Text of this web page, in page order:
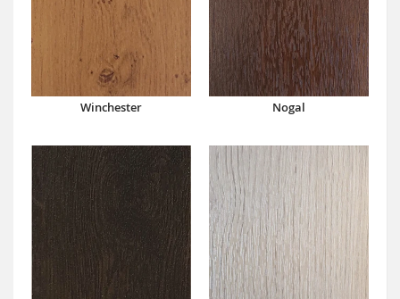
Winchester Nogal